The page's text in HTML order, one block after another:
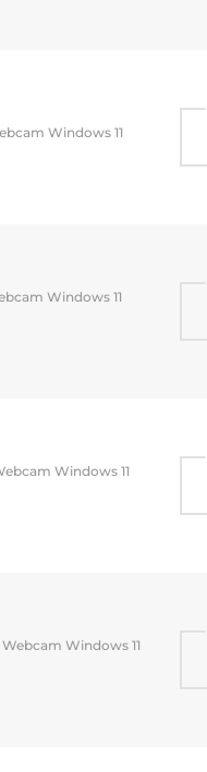
Windows 11
Windows 11
Windows 11
Webcam Windows 11